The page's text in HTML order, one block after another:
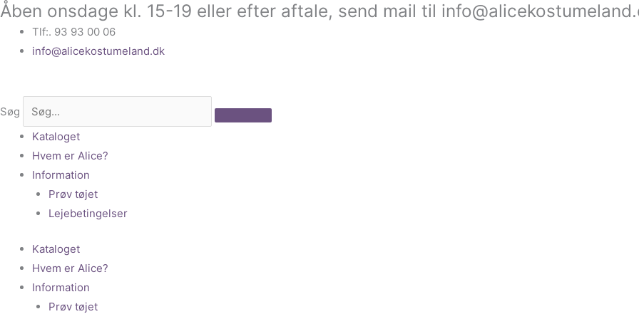
Gå
indholdet
Åben onsdage kl. 15-19 eller efter aftale, send mail til
Tlf:. 93 93 00 06
info@alicekostumeland.dk
Søg
Kataloget
Hvem er Alice?
Information
Prøv tøjet
Lejebetingelser
Kataloget
Hvem er Alice?
Information
Prøv tøjet